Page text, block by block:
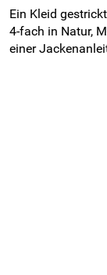
Ein Kleid
4-fach in Natur,
einer